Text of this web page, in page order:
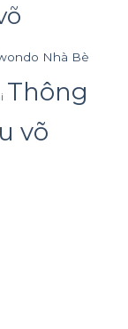
Nhà Bè
Thông
võ